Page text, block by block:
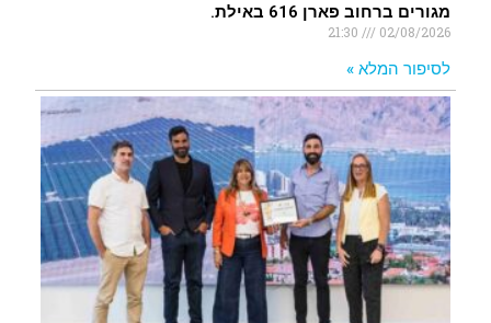
מגורים ברחוב פארן 616 באילת.
02/08/2026
לסיפור המלא »